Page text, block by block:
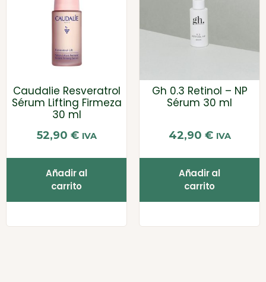
Caudalie Resveratrol
Sérum Lifting Firmeza
30 ml
52,90 € IVA
Añadir al
carrito
Gh 0.3 Retinol – NP
Sérum 30 ml
42,90 € IVA
Añadir al
carrito